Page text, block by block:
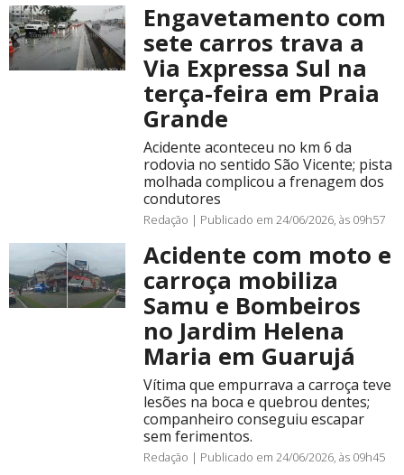
Engavetamento com
sete carros trava a
Via Expressa Sul na
terça-feira em Praia
Grande
Acidente aconteceu no km 6 da
rodovia no sentido São Vicente; pista
molhada complicou a frenagem dos
condutores
Redação | Publicado em 24/06/2026, às 09h57
Acidente com moto e
carroça mobiliza
Samu e Bombeiros
no Jardim Helena
Maria em Guarujá
Vítima que empurrava a carroça teve
lesões na boca e quebrou dentes;
companheiro conseguiu escapar
sem ferimentos.
Redação | Publicado em 24/06/2026, às 09h45